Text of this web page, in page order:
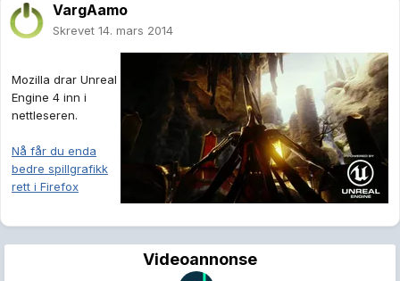
VargAamo
Skrevet 14. mars 2014
Mozilla drar Unreal
Engine 4 inn i
nettleseren.
Nå får du enda
bedre spillgrafikk
rett i Firefox
Videoannonse